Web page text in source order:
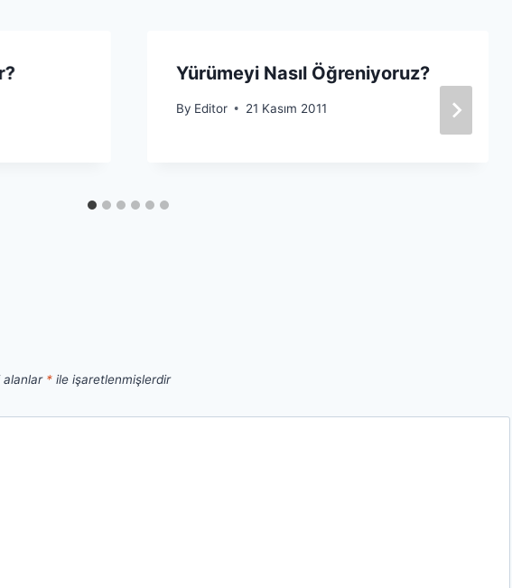
Yürümeyi Nasıl Öğreniyoruz?
By Editor 21 Kasım 2011
alanlar * ile işaretlenmişlerdir